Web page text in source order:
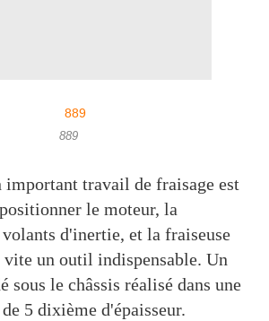
889
important travail de fraisage est
le moteur, la
d'inertie, et la fraiseuse
un outil indispensable. Un
sous le châssis réalisé dans une
5 dixième d'épaisseur.